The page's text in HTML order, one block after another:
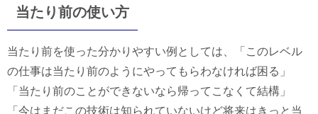
当たり前の使い方
当たり前を使った分かりやすい例としては、「このレベル
の仕事は当たり前のようにやってもらわなければ困る」
「当たり前のことができないなら帰ってこなくて結構」
「今はまだこの技術は知られていないけど将来はきっと当